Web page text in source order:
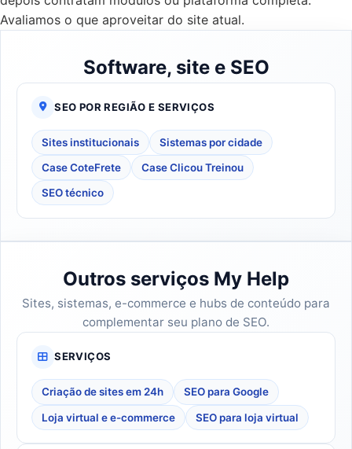
Avaliamos o que aproveitar do site atual.
Software, site e SEO
SEO POR REGIÃO E SERVIÇOS
Sites institucionais Sistemas por cidade
Case CoteFrete Case Clicou Treinou
SEO técnico
Outros serviços My Help
Sites, sistemas, e-commerce e hubs de conteúdo para
complementar seu plano de SEO.
SERVIÇOS
Criação de sites em 24h SEO para Google
Loja virtual e e-commerce SEO para loja virtual